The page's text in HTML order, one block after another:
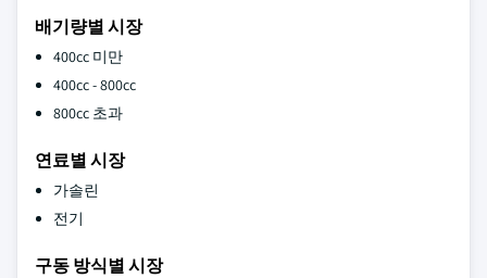
배기량별 시장
400cc 미만
400cc - 800cc
800cc 초과
연료별 시장
가솔린
전기
구동 방식별 시장